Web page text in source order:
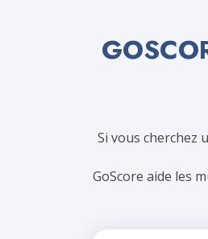
Si vous cherchez
GoScore aide les